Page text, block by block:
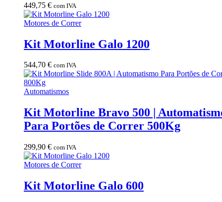
449,75 € com IVA
Motores de Correr
Kit Motorline Galo 1200
544,70 € com IVA
Automatismos
Kit Motorline Bravo 500 |
Para Portões de Correr 500Kg
299,90 € com IVA
Motores de Correr
Kit Motorline Galo 600